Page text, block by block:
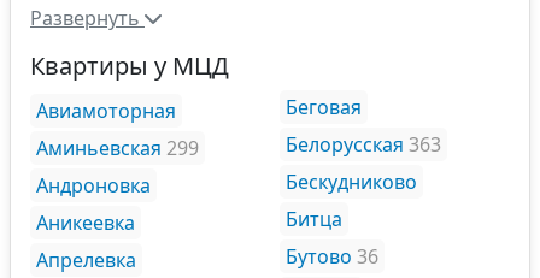
Развернуть
Квартиры у МЦД
Авиамоторная
Аминьевская 299
Андроновка
Аникеевка
Апрелевка
Беговая
Белорусская 363
Бескудниково
Битца
Бутово 36